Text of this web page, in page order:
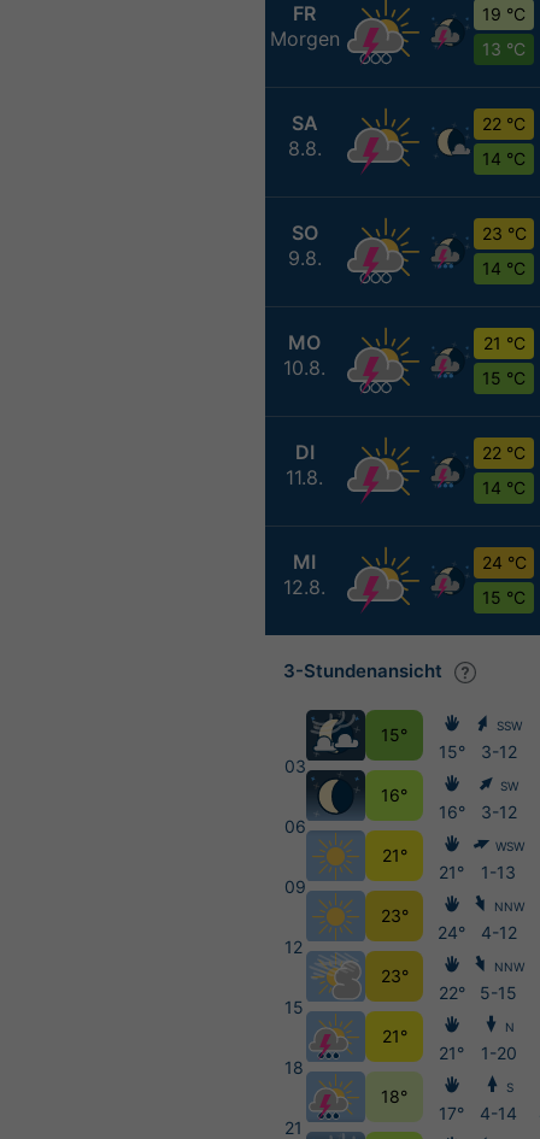
FR
Morgen
19 °C
13 °C
SA
8.8.
22 °C
14 °C
SO
9.8.
23 °C
14 °C
MO
10.8.
21 °C
15 °C
DI
11.8.
22 °C
14 °C
MI
12.8.
24 °C
15 °C
3-Stundenansicht
03
06
09
12
15
18
21
15°
16°
21°
23°
23°
21°
18°
15°
16°
21°
24°
22°
21°
17°
SSW
3-12
SW
3-12
WSW
1-13
NNW
4-12
NNW
5-15
N
1-20
S
4-14